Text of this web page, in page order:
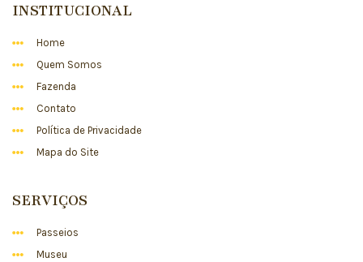
INSTITUCIONAL
Home
Quem Somos
Fazenda
Contato
Política de Privacidade
Mapa do Site
SERVIÇOS
Passeios
Museu